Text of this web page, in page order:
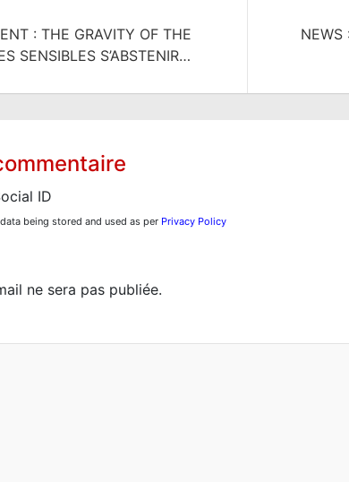
: THE GRAVITY OF THE
SENSIBLES S’ABSTENIR…
NEWS
ID
being stored and used as per Privacy Policy
ne sera pas publiée.